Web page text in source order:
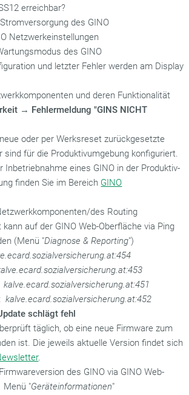
erreichbar?
des GINO
Netzwerkeinstellungen
des GINO
und letzter Fehler werden am Display
und deren Funktionalität
→ Fehlermeldung "GINS NICHT
oder per Werksreset zurückgesetzte
sind für die Produktivumgebung konfiguriert.
Inbetriebnahme eines GINO in der Produktiv-
finden Sie im Bereich GINO
des Routing
kann auf der GINO Web-Oberfläche via Ping
(Menü "Diagnose & Reporting")
kalve.ecard.sozialversicherung.at:451
kalve.ecard.sozialversicherung.at:452
schlägt fehl
täglich, ob eine neue Firmware zum
ist. Die jeweils aktuelle Version findet sich
.
des GINO via GINO Web-
"Geräteinformationen"